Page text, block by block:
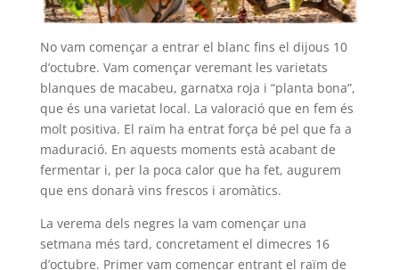
No vam començar a entrar el blanc fins el dijous 10
d’octubre. Vam començar veremant les varietats
blanques de macabeu, garnatxa roja i “planta bona”,
que és una varietat local. La valoració que en fem és
molt positiva. El raïm ha entrat força bé pel que fa a
maduració. En aquests moments està acabant de
fermentar i, per la poca calor que ha fet, augurem
que ens donarà vins frescos i aromàtics.
La verema dels negres la vam començar una
setmana més tard, concretament el dimecres 16
d’octubre. Primer vam començar entrant el raïm de